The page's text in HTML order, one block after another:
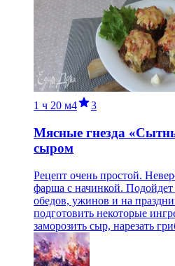
1 ч 20 м4 3
Мясные гнезда
сыром
Рецепт очень простой.
фарша с начинкой.
обедов, ужинов и на
подготовить некоторые
заморозить сыр, нарезать